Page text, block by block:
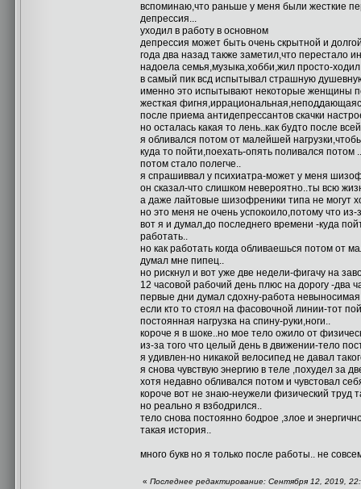
вспоминаю,что раньше у меня были жесткие
депрессия...
уходил в работу в основном
депрессия может быть очень скрытной и
года два назад также заметил,что перестало
надоела семья,музыка,хобби,жил просто-ходил
в самый пик всд испытывал страшную
именно это испытывают некоторые женщины
жесткая
после приема антидепрессантов скачки
но осталась какая то лень..как будто после
я обливался потом от малейшей
куда то пойти,поехать-опять поливался потом ..
потом стало полегче..
я спрашиввал у психиатра-может у меня
он сказал-что слишком невероятно..ты всю
а даже лайтовые шизофреники типа не могут
но это меня не очень успокоило,потому что
вот я и думал,до последнего времени -куда
работать..
но как работать когда обливаешься потом от
думал мне пипец..
но рискнул и вот уже две недели-фигачу на
12 часовой рабочий день плюс на дорогу -два
первые дни думал сдохну-работа
если кто то стоял на фасовочной линии-тот
постоянная нагрузка на спину-руки,ноги..
короче я в шоке..но мое тело ожило от
из-за того что целый день в движении-тело
я удивлен-но никакой велосипед не давал
я снова чувствую энергию в теле ,похудел за
хотя недавно обливался потом и чувстовал
короче вот не знаю-неужели физический труд
но реально я взбодрился..
тело снова постоянно бодрое ,злое и
такая история..
много букв но я только после работы.. не
« Последнее редактирование: Сентября 12, 2019,